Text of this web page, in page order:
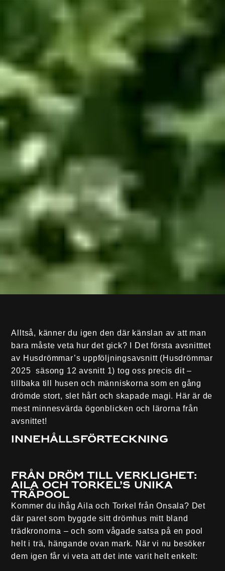
Alltså, känner du igen den där känslan av att man
bara måste veta hur det gick? I Det första avsnitttet
av Husdrömmar’s uppföljningsavsnitt (Husdrömmar
2025 säsong 12 avsnitt 1) tog oss precis dit –
tillbaka till husen och människorna som en gång
drömde stort, slet hårt och skapade magi. Här är de
mest minnesvärda ögonblicken och lärorna från
avsnittet!
Innehållsförteckning
Från dröm till verklighet:
Aila och Torkel’s unika
träpool
Kommer du ihåg Aila och Torkel från Onsala? Det
där paret som byggde sitt drömhus mitt bland
trädkronorna – och som vågade satsa på en pool
helt i trä, hängande ovan mark. När vi nu besöker
dem igen får vi veta att det inte varit helt enkelt: